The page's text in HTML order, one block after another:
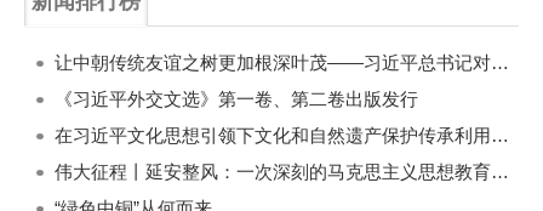
让中朝传统友谊之树更加根深叶茂——习近平总书记对朝鲜进行国事访问纪实
《习近平外交文选》第一卷、第二卷出版发行
在习近平文化思想引领下文化和自然遗产保护传承利用工作开创新局面
伟大征程丨延安整风：一次深刻的马克思主义思想教育运动